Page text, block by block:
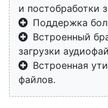
и постобработки
Поддержка
Встроенный
загрузки
Встроенная
файлов.